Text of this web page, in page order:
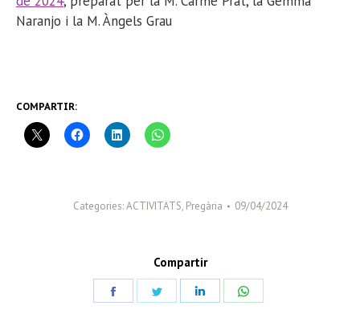
Naranjo i la M. Àngels Grau
COMPARTIR:
Categories:ACTIVITATS, Pregària 09/04/2024
Compartir